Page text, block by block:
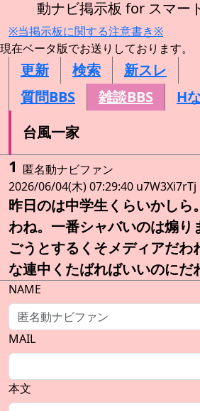
動ナビ掲示板 for スマー
※当掲示板に関する注意書き※
現在ベータ版でお送りしております。
更新 検索
新スレ
質問BBS
雑談BBS H
台風一家
1 匿名動ナビファン
2026/06/04(木) 07:29:40
昨日のは中学生くらいかしら
わね。一番シャバいのは煽り
ごうとするくそメディアだわ
な連中くたばればいいのにだ
NAME
MAIL
本文